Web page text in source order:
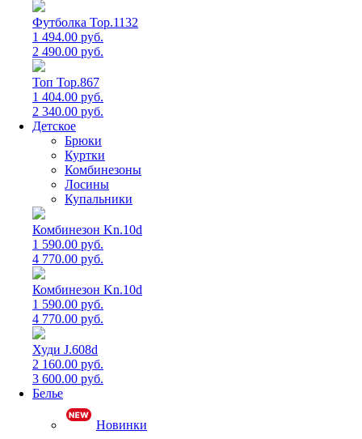
Футболка Top.1132
1 494.00 руб.
2 490.00 руб.
Топ Top.867
1 404.00 руб.
2 340.00 руб.
Детское
Брюки
Куртки
Комбинезоны
Лосины
Купальники
Комбинезон Kn.10d
1 590.00 руб.
4 770.00 руб.
Комбинезон Kn.10d
1 590.00 руб.
4 770.00 руб.
Худи J.608d
2 160.00 руб.
3 600.00 руб.
Белье
Новинки